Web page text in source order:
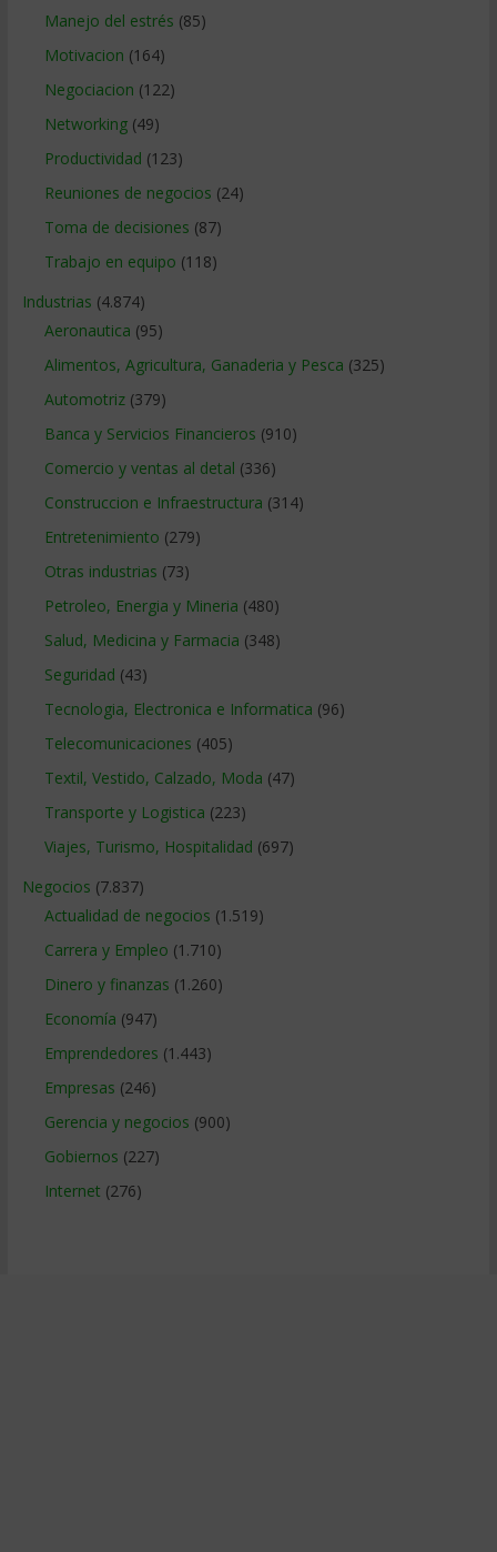
Manejo del estrés (85)
Motivacion (164)
Negociacion (122)
Networking(49)
Productividad (123)
Reuniones de negocios (24)
Toma de decisiones (87)
Trabajo en equipo (118)
Industrias (4.874)
Aeronautica (95)
Alimentos, Agricultura, Ganaderia y Pesca (325)
Automotriz(379)
Banca y Servicios Financieros (910)
Comercio y ventas al detal (336)
Construccion e Infraestructura (314)
Entretenimiento (279)
Otras industrias (73)
Petroleo, Energia y Mineria (480)
Salud, Medicina y Farmacia (348)
Seguridad (43)
Tecnologia, Electronica e Informatica (96)
Telecomunicaciones (405)
Textil, Vestido, Calzado, Moda (47)
Transporte y Logistica (223)
Viajes, Turismo, Hospitalidad (697)
Negocios (7.837)
Actualidad de negocios (1.519)
Carrera y Empleo (1.710)
Dinero y finanzas (1.260)
Economía (947)
Emprendedores (1.443)
Empresas (246)
Gerencia y negocios (900)
Gobiernos (227)
Internet (276)